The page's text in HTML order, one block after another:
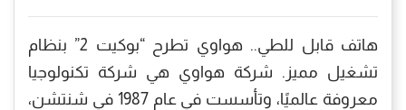
هاتف قابل للطي.. هواوي تطرح “بوكيت 2” بنظام
تشغيل مميز. شركة هواوي هي شركة تكنولوجيا
معروفة عالميًا، وتأسست في عام 1987 في شنتشن،